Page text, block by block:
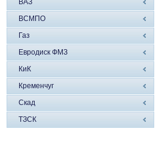
ВАЗ
ВСМПО
Газ
Евродиск ФМЗ
КиК
Кременчуг
Скад
ТЗСК